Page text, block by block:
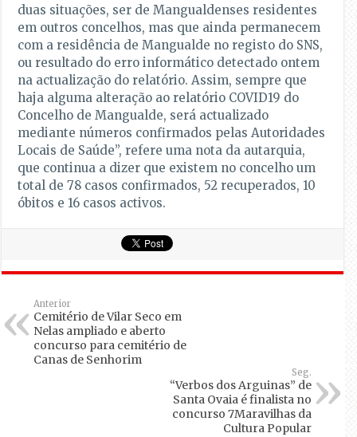
duas situações, ser de Mangualdenses residentes
em outros concelhos, mas que ainda permanecem
com a residência de Mangualde no registo do SNS,
ou resultado do erro informático detectado ontem
na actualização do relatório. Assim, sempre que
haja alguma alteração ao relatório COVID19 do
Concelho de Mangualde, será actualizado
mediante números confirmados pelas Autoridades
Locais de Saúde”, refere uma nota da autarquia,
que continua a dizer que existem no concelho um
total de 78 casos confirmados, 52 recuperados, 10
óbitos e 16 casos activos.
Anterior
Cemitério de Vilar Seco em
Nelas ampliado e aberto
concurso para cemitério de
Canas de Senhorim
Seg.
“Verbos dos Arguinas” de
Santa Ovaia é finalista no
concurso 7Maravilhas da
Cultura Popular